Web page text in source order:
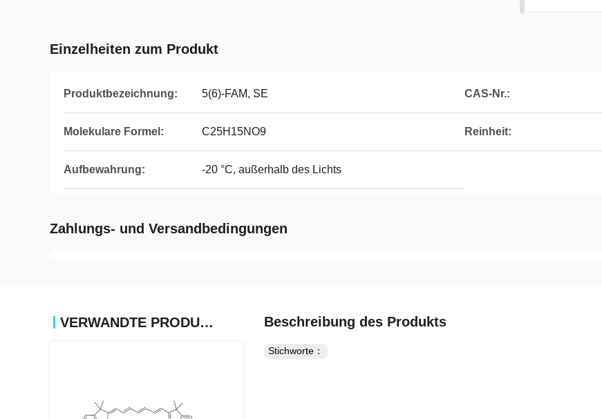
Einzelheiten zum Produkt
Produktbezeichnung: 5(6)-FAM, SE CAS-Nr.:
Molekulare Formel: C25H15NO9 Reinheit:
Aufbewahrung: -20 °C, außerhalb des Lichts
Zahlungs- und Versandbedingungen
VERWANDTE PRODUKTE Beschreibung des Produkts
Stichworte：